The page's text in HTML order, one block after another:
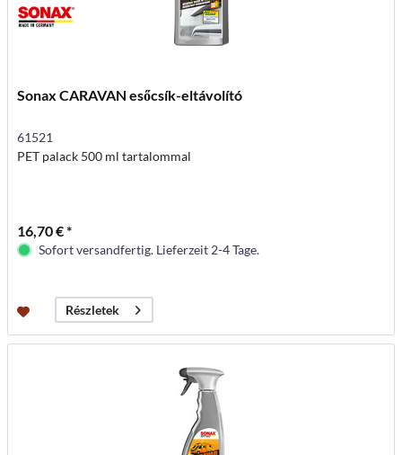
Sonax CARAVAN esőcsík-eltávolító
61521
PET palack 500 ml tartalommal
16,70 € *
Sofort versandfertig. Lieferzeit 2-4 Tage.
Részletek